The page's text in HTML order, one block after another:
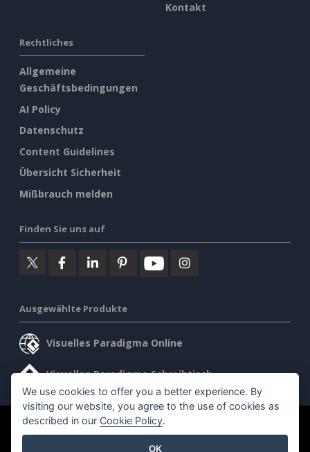
Kontakt
Rechtliches
Allgemeine
Geschäftsbedingungen
AI Policy
Datenschutz
Content Guidelines
Übersicht Sicherheit
Mißbrauch melden
Finden Sie uns auf
Ausgewählte Produkte
Visuelles Paradigma Online
Visuelles Paradigma Schreibtisch
©2026 by Visual Paradigm. Alle Rechte vorbehalten.
We use cookies to offer you a better experience. By
visiting our website, you agree to the use of cookies as
described in our Cookie Policy.
OK